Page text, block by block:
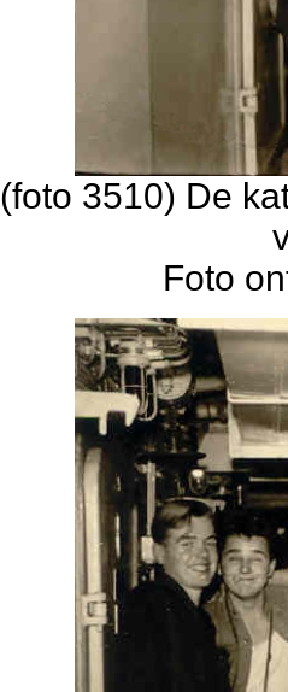
(foto 3510) De
Foto